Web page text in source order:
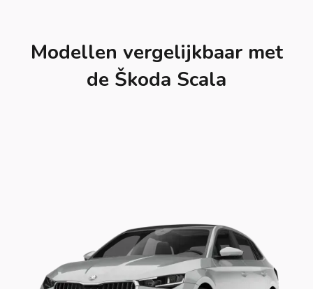
Modellen vergelijkbaar met
de Škoda Scala